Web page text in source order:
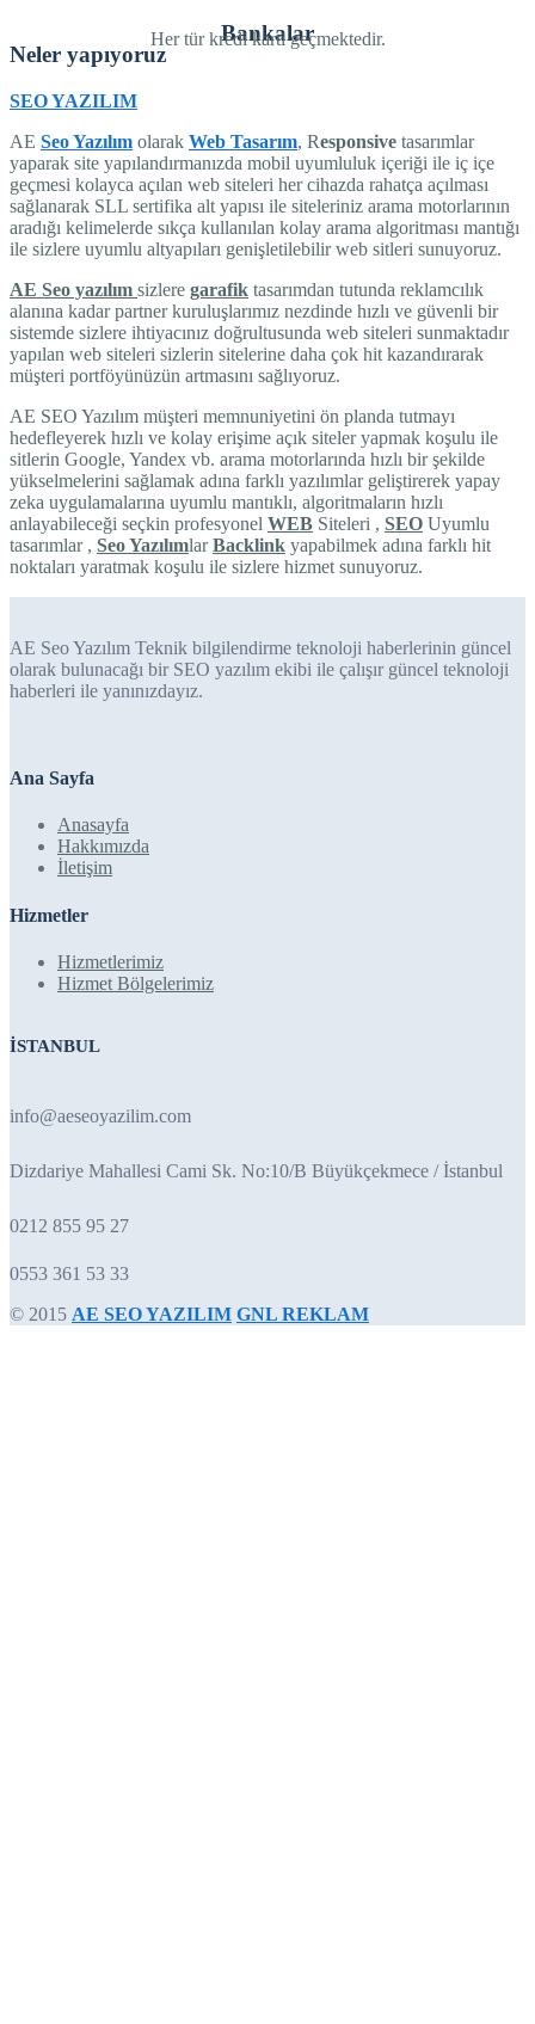
Bankalar
Her tür kredi karti geçmektedir.
Neler yapıyoruz
SEO YAZILIM
AE Seo Yazılım olarak Web Tasarım, Responsive tasarımlar
yaparak site yapılandırmanızda mobil uyumluluk içeriği ile iç içe
geçmesi kolayca açılan web siteleri her cihazda rahatça açılması
sağlanarak SLL sertifika alt yapısı ile siteleriniz arama motorlarının
aradığı kelimelerde sıkça kullanılan kolay arama algoritması mantığı
ile sizlere uyumlu altyapıları genişletilebilir web sitleri sunuyoruz.
AE Seo yazılım sizlere garafik tasarımdan tutunda reklamcılık
alanına kadar partner kuruluşlarımız nezdinde hızlı ve güvenli bir
sistemde sizlere ihtiyacınız doğrultusunda web siteleri sunmaktadır
yapılan web siteleri sizlerin sitelerine daha çok hit kazandırarak
müşteri portföyünüzün artmasını sağlıyoruz.
AE SEO Yazılım müşteri memnuniyetini ön planda tutmayı
hedefleyerek hızlı ve kolay erişime açık siteler yapmak koşulu ile
sitlerin Google, Yandex vb. arama motorlarında hızlı bir şekilde
yükselmelerini sağlamak adına farklı yazılımlar geliştirerek yapay
zeka uygulamalarına uyumlu mantıklı, algoritmaların hızlı
anlayabileceği seçkin profesyonel WEB Siteleri , SEO Uyumlu
tasarımlar , Seo YazılımlarBacklink yapabilmek adına farklı hit
noktaları yaratmak koşulu ile sizlere hizmet sunuyoruz.
AE Seo Yazılım Teknik bilgilendirme teknoloji haberlerinin güncel
olarak bulunacağı bir SEO yazılım ekibi ile çalışır güncel teknoloji
haberleri ile yanınızdayız.
Ana Sayfa
Anasayfa
Hakkımızda
İletişim
Hizmetler
Hizmetlerimiz
Hizmet Bölgelerimiz
İSTANBUL
info@aeseoyazilim.com
Dizdariye Mahallesi Cami Sk. No:10/B Büyükçekmece / İstanbul
0212 855 95 27
0553 361 53 33
© 2015 AE SEO YAZILIM GNL REKLAM